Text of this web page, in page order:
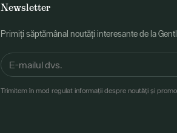
Newsletter
Primiți săptămânal noutăți interesante de la
Trimitem în mod regulat informații despre noutăți și